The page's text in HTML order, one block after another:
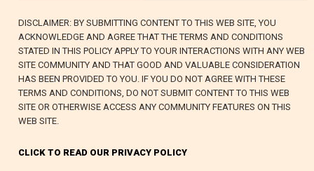
DISCLAIMER: BY SUBMITTING CONTENT TO THIS WEB SITE, YOU
ACKNOWLEDGE AND AGREE THAT THE TERMS AND CONDITIONS
STATED IN THIS POLICY APPLY TO YOUR INTERACTIONS WITH ANY WEB
SITE COMMUNITY AND THAT GOOD AND VALUABLE CONSIDERATION
HAS BEEN PROVIDED TO YOU. IF YOU DO NOT AGREE WITH THESE
TERMS AND CONDITIONS, DO NOT SUBMIT CONTENT TO THIS WEB
SITE OR OTHERWISE ACCESS ANY COMMUNITY FEATURES ON THIS
WEB SITE.
CLICK TO READ OUR PRIVACY POLICY